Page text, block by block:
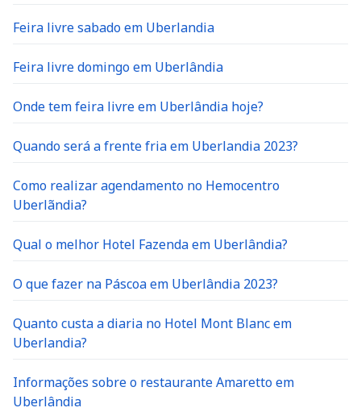
Feira livre sabado em Uberlandia
Feira livre domingo em Uberlândia
Onde tem feira livre em Uberlândia hoje?
Quando será a frente fria em Uberlandia 2023?
Como realizar agendamento no Hemocentro
Uberlãndia?
Qual o melhor Hotel Fazenda em Uberlândia?
O que fazer na Páscoa em Uberlândia 2023?
Quanto custa a diaria no Hotel Mont Blanc em
Uberlandia?
Informações sobre o restaurante Amaretto em
Uberlândia